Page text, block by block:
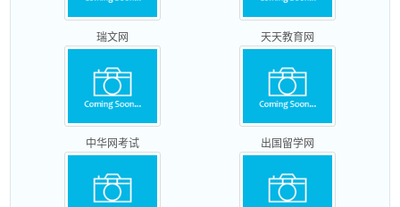
瑞文网 天天教育网
中华网考试 出国留学网